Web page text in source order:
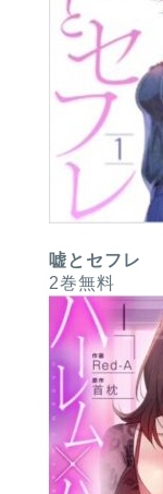
嘘とセフレ
2巻無料